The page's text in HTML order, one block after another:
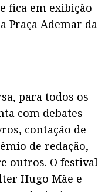
fica em exibição
Praça Ademar da
para todos os
com debates
contação de
de redação,
outros. O festival
Hugo Mãe e